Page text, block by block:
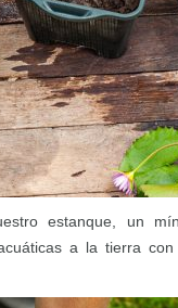
estanque, un
a la tierra